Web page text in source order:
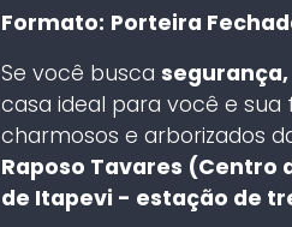
Formato: Porteira
Se você busca
casa ideal para você e sua
charmosos e arborizados
Raposo Tavares (Centro
de Itapevi - estação de